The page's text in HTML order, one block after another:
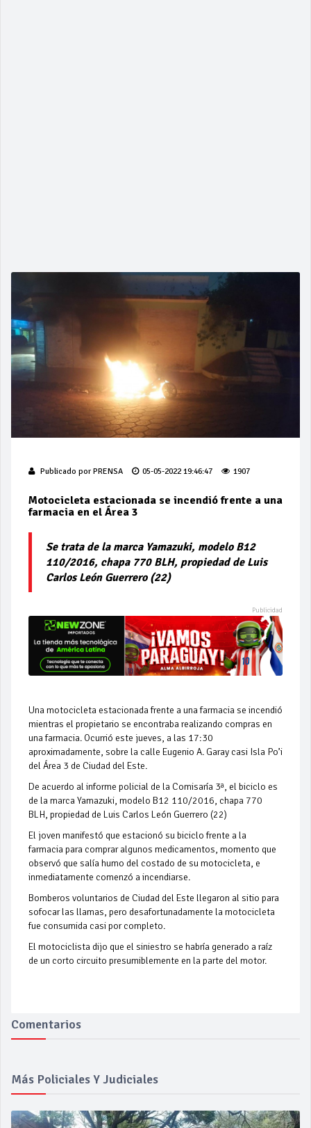
Publicado por PRENSA 05-05-2022 19:46:47 1907
Motocicleta estacionada se incendió frente a una
farmacia en el Área 3
Se trata de la marca Yamazuki, modelo B12
110/2016, chapa 770 BLH, propiedad de Luis
Carlos León Guerrero (22)
Una motocicleta estacionada frente a una farmacia se incendió
mientras el propietario se encontraba realizando compras en
una farmacia. Ocurrió este jueves, a las 17:30
aproximadamente, sobre la calle Eugenio A. Garay casi Isla Po’i
del Área 3 de Ciudad del Este.
De acuerdo al informe policial de la Comisaría 3ª, el biciclo es
de la marca Yamazuki, modelo B12 110/2016, chapa 770
BLH, propiedad de Luis Carlos León Guerrero (22)
El joven manifestó que estacionó su biciclo frente a la
farmacia para comprar algunos medicamentos, momento que
observó que salía humo del costado de su motocicleta, e
inmediatamente comenzó a incendiarse.
Bomberos voluntarios de Ciudad del Este llegaron al sitio para
sofocar las llamas, pero desafortunadamente la motocicleta
fue consumida casi por completo.
El motociclista dijo que el siniestro se habría generado a raíz
de un corto circuito presumiblemente en la parte del motor.
Comentarios
Más Policiales Y Judiciales